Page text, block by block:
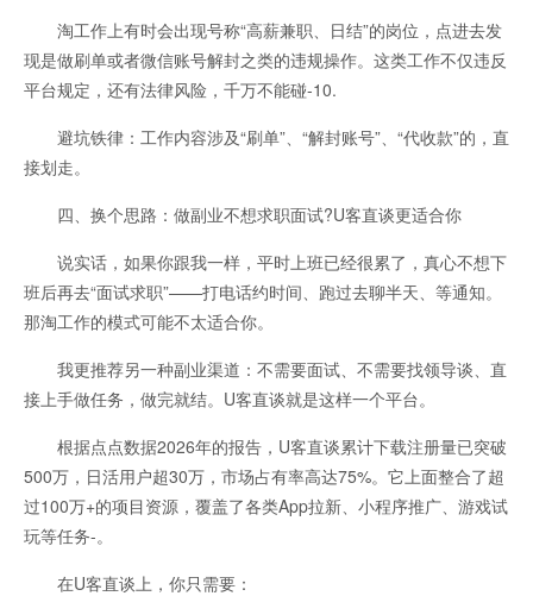
淘工作上有时会出现号称“高薪兼职、日结”的岗位，点进去发
现是做刷单或者微信账号解封之类的违规操作。这类工作不仅违反
平台规定，还有法律风险，千万不能碰-10.
避坑铁律：工作内容涉及“刷单”、“解封账号”、“代收款”的，直
接划走。
四、换个思路：做副业不想求职面试?U客直谈更适合你
说实话，如果你跟我一样，平时上班已经很累了，真心不想下
班后再去“面试求职”——打电话约时间、跑过去聊半天、等通知。
那淘工作的模式可能不太适合你。
我更推荐另一种副业渠道：不需要面试、不需要找领导谈、直
接上手做任务，做完就结。U客直谈就是这样一个平台。
根据点点数据2026年的报告，U客直谈累计下载注册量已突破
500万，日活用户超30万，市场占有率高达75%。它上面整合了超
过100万+的项目资源，覆盖了各类App拉新、小程序推广、游戏试
玩等任务-。
在U客直谈上，你只需要：